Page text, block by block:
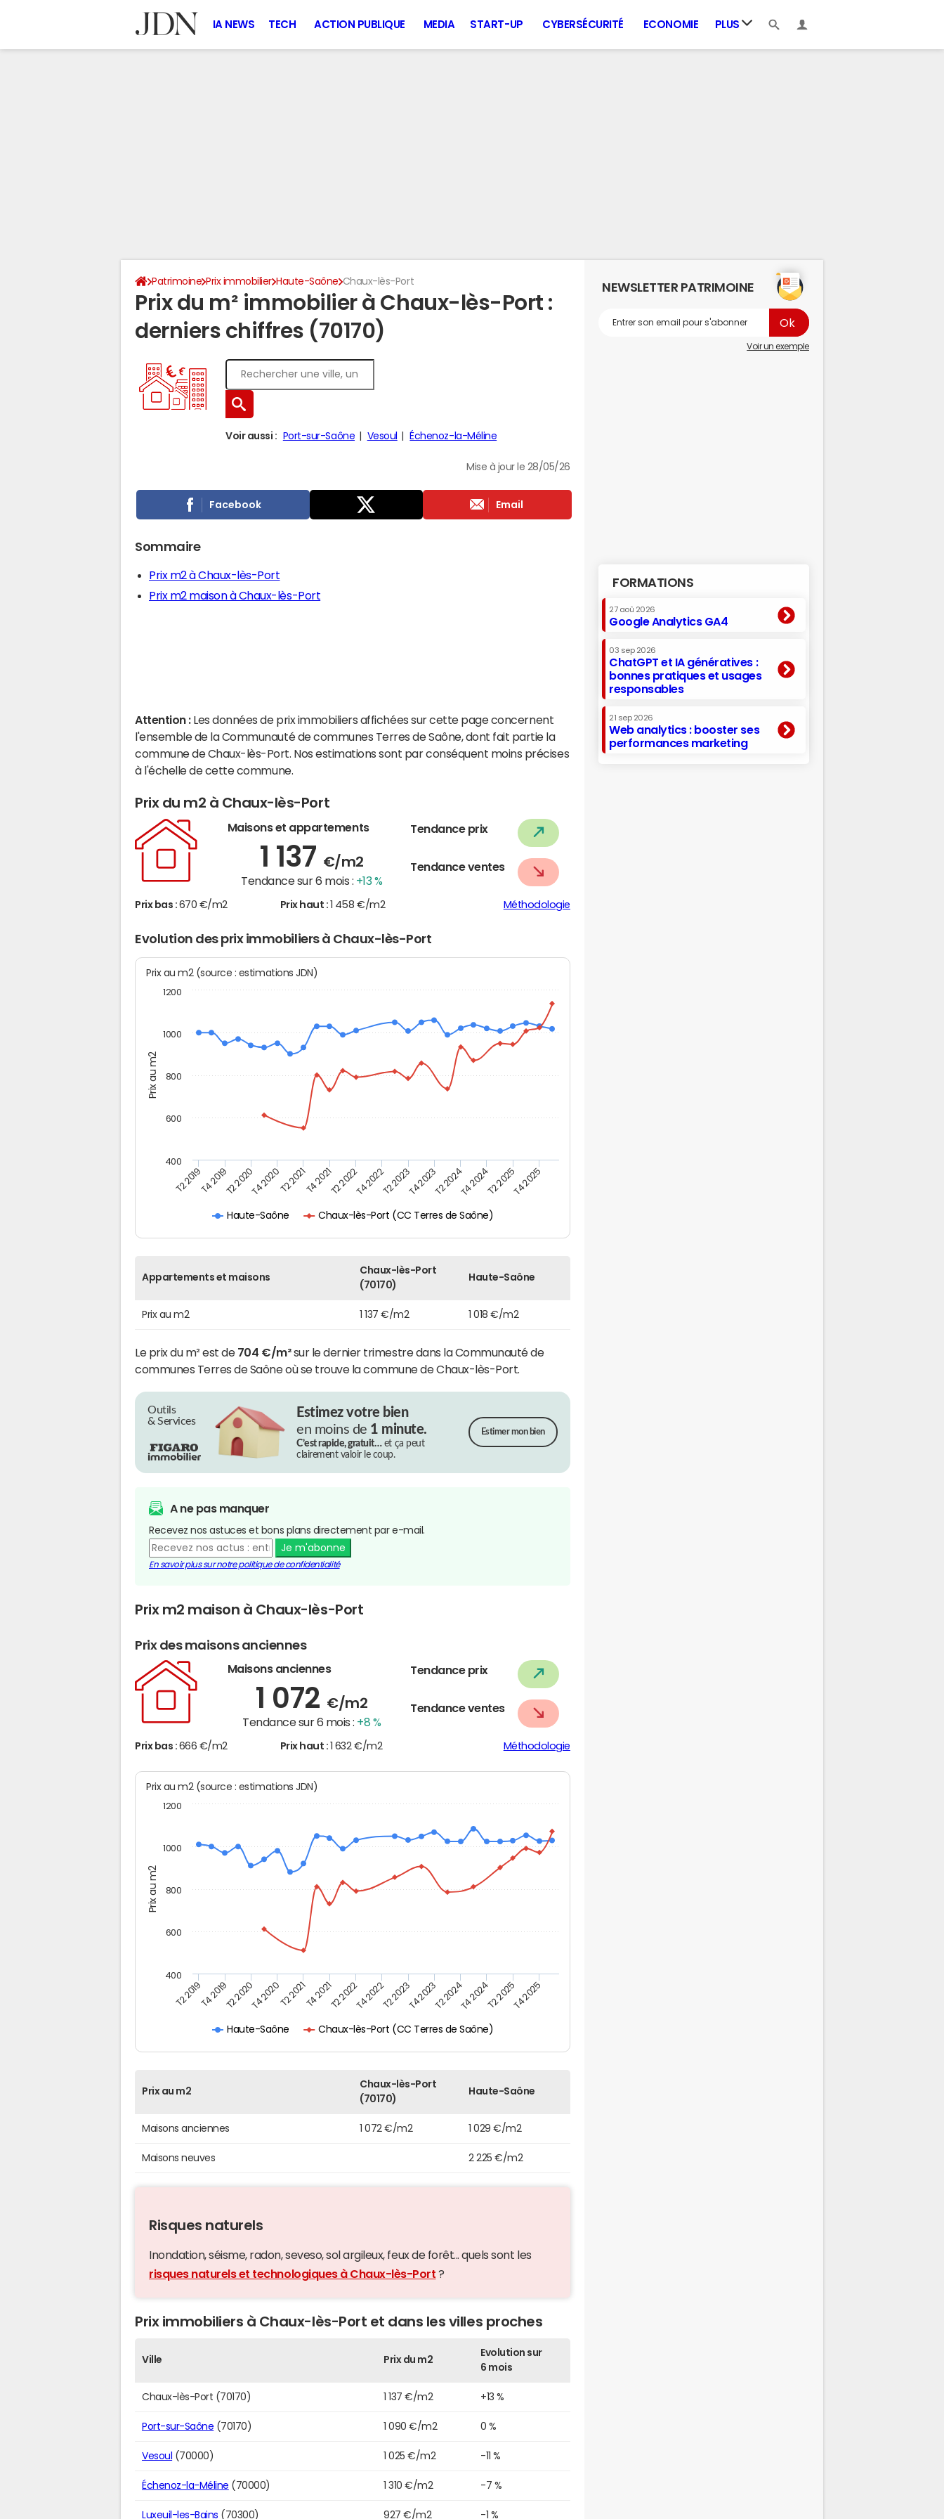
IA NEWS TECH ACTION PUBLIQUE MEDIA START-UP CYBERSÉCURITÉ ECONOMIE PLUS
Patrimoine Prix immobilier Haute-Saône Chaux-lès-Port
Prix du m² immobilier à Chaux-lès-Port :
derniers chiffres (70170)
Voir aussi : Port-sur-Saône Vesoul Échenoz-la-Méline
Mise à jour le 28/05/26
Facebook Email
Sommaire
Prix m2 à Chaux-lès-Port
Prix m2 maison à Chaux-lès-Port
Attention : Les données de prix immobiliers affichées sur cette page concernent
l'ensemble de la Communauté de communes Terres de Saône, dont fait partie la
commune de Chaux-lès-Port. Nos estimations sont par conséquent moins précises
à l'échelle de cette commune.
Prix du m2 à Chaux-lès-Port
Maisons et appartements
1 137 €/m2
Tendance sur 6 mois : +13 %
Tendance prix
Tendance ventes
Prix bas : 670 €/m2 Prix haut : 1 458 €/m2 Méthodologie
Evolution des prix immobiliers à Chaux-lès-Port
Prix au m2
Prix au m2 (source : estimations JDN)
Haute-Saône Chaux-lès-Port (CC Terres de Saône)
T2 2019T4 2019T2 2020T4 2020T2 2021T4 2021T2 2022T4 2022T2 2023T4 2023T2 2024T4 2024T2 2025T4 2025
400
600
800
1000
1200
Appartements et maisons
Chaux-lès-Port
(70170)
Haute-Saône
Prix au m2 1 137 €/m2 1 018 €/m2
Le prix du m² est de 704 €/m²sur le dernier trimestre dans la Communauté de
communes Terres de Saône où se trouve la commune de Chaux-lès-Port.
Outils
& Services
Estimez votre bien
en moins de 1 minute.
C’est rapide, gratuit…et ça peut
clairement valoir le coup.
Estimer mon bien
A ne pas manquer
Recevez nos astuces et bons plans directement par e-mail.
Je m'abonne
En savoir plus sur notre politique de confidentialité
Prix m2 maison à Chaux-lès-Port
Prix des maisons anciennes
Maisons anciennes
1 072 €/m2
Tendance sur 6 mois : +8 %
Tendance prix
Tendance ventes
Prix bas : 666 €/m2 Prix haut : 1 632 €/m2 Méthodologie
Prix au m2
Prix au m2 (source : estimations JDN)
Haute-Saône Chaux-lès-Port (CC Terres de Saône)
T2 2019T4 2019T2 2020T4 2020T2 2021T4 2021T2 2022T4 2022T2 2023T4 2023T2 2024T4 2024T2 2025T4 2025
400
600
800
1000
1200
Prix au m2
Chaux-lès-Port
(70170)
Haute-Saône
Maisons anciennes 1 072 €/m2 1 029 €/m2
Maisons neuves 2 225 €/m2
Risques naturels
Inondation, séisme, radon, seveso, sol argileux, feux de forêt... quels sont les
risques naturels et technologiques à Chaux-lès-Port ?
Prix immobiliers à Chaux-lès-Port et dans les villes proches
Ville Prix du m2
Evolution sur
6 mois
Chaux-lès-Port (70170) 1 137 €/m2 +13 %
Port-sur-Saône (70170) 1 090 €/m2 0 %
Vesoul (70000) 1 025 €/m2 -11 %
Échenoz-la-Méline (70000) 1 310 €/m2 -7 %
Luxeuil-les-Bains (70300) 927 €/m2 -1 %
NEWSLETTER PATRIMOINE
Voir un exemple
FORMATIONS
27 aoû 2026
Google Analytics GA4
03 sep 2026
ChatGPT et IA génératives :
bonnes pratiques et usages
responsables
21 sep 2026
Web analytics : booster ses
performances marketing